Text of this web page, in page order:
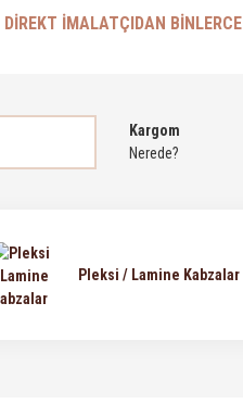
DİREKT İMALATÇIDAN BİNLERCE
Kargom
Nerede?
Pleksi / Lamine Kabzalar